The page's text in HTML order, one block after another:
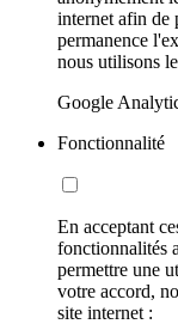
internet afin de
permanence
nous utilisons
Google
Fonctionnalité
En acceptant
fonctionnalités
permettre une
votre accord,
site internet :